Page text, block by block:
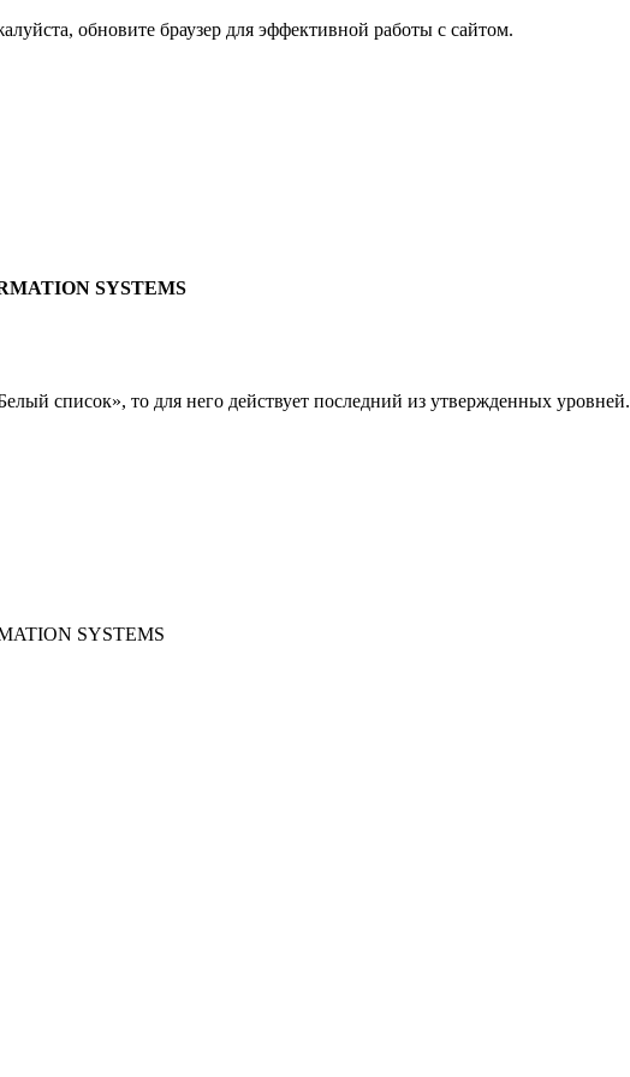
обновите браузер для эффективной работы с сайтом.
SYSTEMS
список», то для него действует последний из утвержденных уровней.
SYSTEMS